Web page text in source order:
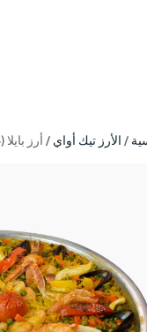
/ الأرز تيك أواي / أرز بايلا (4 أفراد)